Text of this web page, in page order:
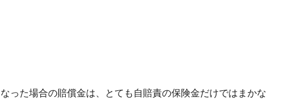
った場合の賠償金は、とても自賠責の保険金だけではまかな